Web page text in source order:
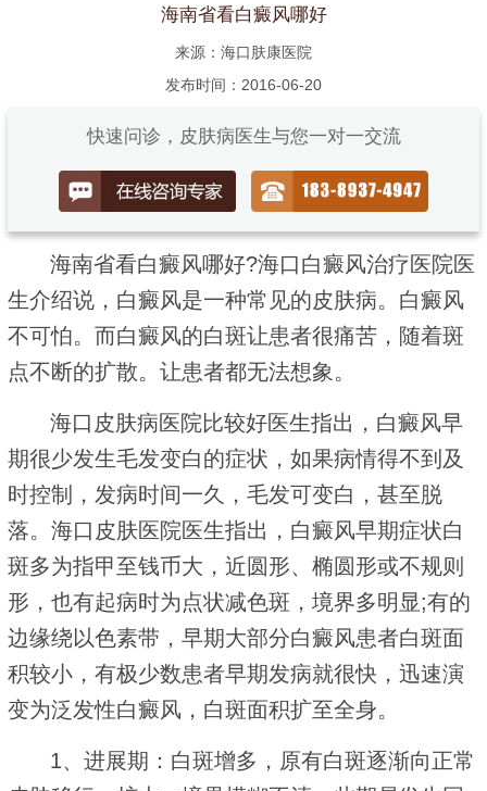
海南省看白癜风哪好
来源：海口肤康医院
发布时间：2016-06-20
快速问诊，皮肤病医生与您一对一交流
海南省看白癜风哪好?海口白癜风治疗医院医
生介绍说，白癜风是一种常见的皮肤病。白癜风
不可怕。而白癜风的白斑让患者很痛苦，随着斑
点不断的扩散。让患者都无法想象。
海口皮肤病医院比较好医生指出，白癜风早
期很少发生毛发变白的症状，如果病情得不到及
时控制，发病时间一久，毛发可变白，甚至脱
落。海口皮肤医院医生指出，白癜风早期症状白
斑多为指甲至钱币大，近圆形、椭圆形或不规则
形，也有起病时为点状减色斑，境界多明显;有的
边缘绕以色素带，早期大部分白癜风患者白斑面
积较小，有极少数患者早期发病就很快，迅速演
变为泛发性白癜风，白斑面积扩至全身。
1、进展期：白斑增多，原有白斑逐渐向正常